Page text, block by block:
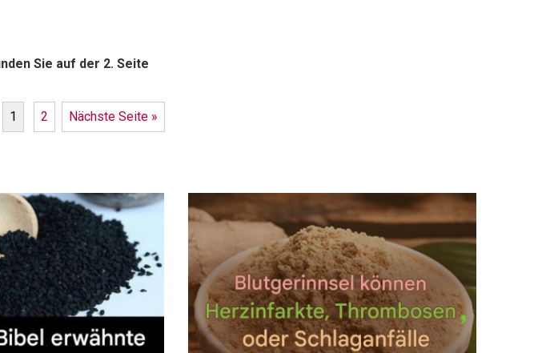
Sie auf der 2. Seite
1 2 Nächste Seite »